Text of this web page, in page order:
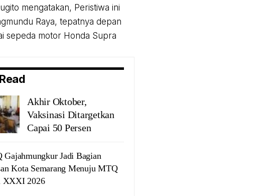
mengatakan, Peristiwa ini
Raya, tepatnya depan
sepeda motor Honda Supra
Akhir Oktober,
Vaksinasi Ditargetkan
Capai 50 Persen
Gajahmungkur Jadi Bagian
Kota Semarang Menuju MTQ
XXXI 2026